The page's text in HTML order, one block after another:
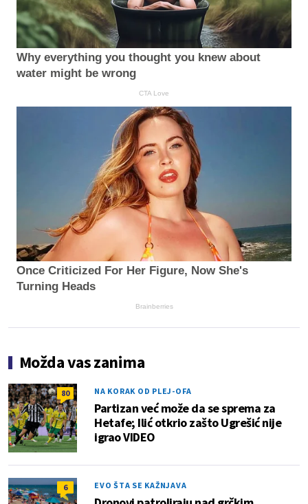
Why everything you thought you knew about
water might be wrong
CTA Love
Once Criticized For Her Figure, Now She's
Turning Heads
Brainberries
Možda vas zanima
80 NA KORAK OD PLEJ-OFA
Partizan već može da se sprema za
Hetafe; Ilić otkrio zašto Ugrešić nije
igrao VIDEO
6 EVO ŠTA SE KAŽNJAVA